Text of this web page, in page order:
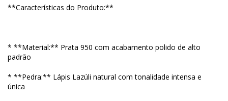
**Características do Produto:**
* **Material:** Prata 950 com acabamento polido de alto
padrão
* **Pedra:** Lápis Lazúli natural com tonalidade intensa e
única